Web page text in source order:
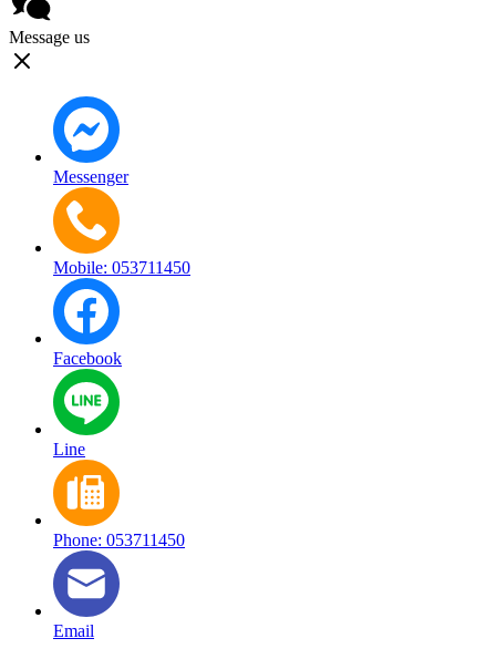
Message us
Messenger
Mobile: 053711450
Facebook
Line
Phone: 053711450
Email